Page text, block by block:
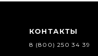
КОНТАКТЫ
8 (800) 250 34 39